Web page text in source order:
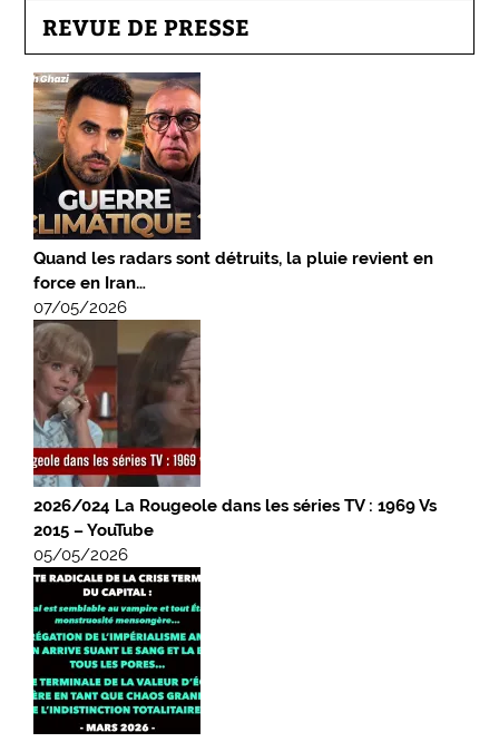
REVUE DE PRESSE
Quand les radars sont détruits, la pluie revient en
force en Iran…
07/05/2026
2026/024 La Rougeole dans les séries TV : 1969 Vs
2015 – YouTube
05/05/2026